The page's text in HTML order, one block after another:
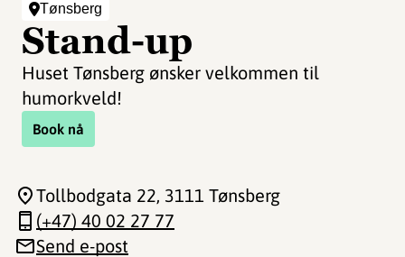
Tønsberg
Stand-up
Huset Tønsberg ønsker velkommen til
humorkveld!
Book nå
Tollbodgata 22, 3111 Tønsberg
(+47) 40 02 27 77
Send e-post